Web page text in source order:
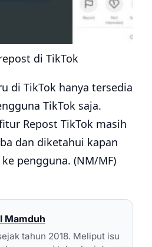
di TikTok
di TikTok hanya tersedia
TikTok saja.
Repost TikTok masih
dan diketahui kapan
pengguna. (NM/MF)
Mamduh
tahun 2018. Meliput isu